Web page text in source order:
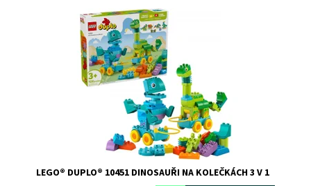
Dopřejte dětem úžasnou zábavu s touto pestrobarevnou
dinosauří hračkou. Tato všestranná stavebnice je
navržena tak, aby dětem pomáhala rozvíjet kreativitu při
stavění a přestavování 3 párů barevných dinosauřích
kamarádů. Díky pohyblivým částem a podložkám s...
Skladem
2
LEGO® DUPLO® 10451 DINOSAUŘI NA KOLEČKÁCH 3 V 1